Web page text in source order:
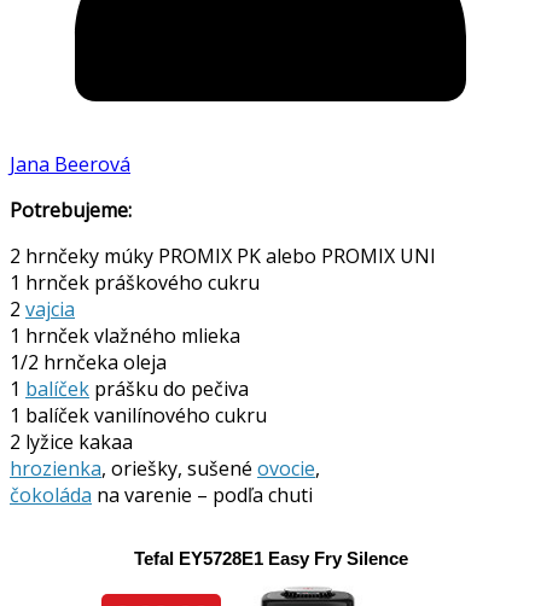
Jana Beerová
Potrebujeme:
2 hrnčeky múky PROMIX PK alebo PROMIX UNI
1 hrnček práškového cukru
2 vajcia
1 hrnček vlažného mlieka
1/2 hrnčeka oleja
1 balíček prášku do pečiva
1 balíček vanilínového cukru
2 lyžice kakaa
hrozienka, oriešky, sušené ovocie,
čokoláda na varenie – podľa chuti